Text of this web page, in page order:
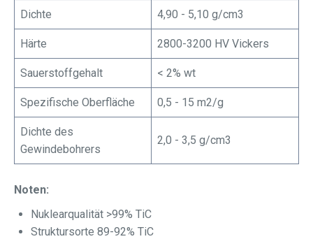
Dichte 4,90 - 5,10 g/cm3
Härte 2800-3200 HV Vickers
Sauerstoffgehalt < 2% wt
Spezifische Oberfläche 0,5 - 15 m2/g
Dichte des
Gewindebohrers
2,0 - 3,5 g/cm3
Noten:
Nuklearqualität >99% TiC
Struktursorte 89-92% TiC